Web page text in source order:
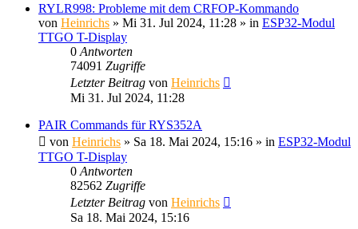
RYLR998: Probleme mit dem CRFOP-Kommando
von Heinrichs » Mi 31. Jul 2024, 11:28 » in ESP32-Modul
TTGO T-Display
0 Antworten
74091 Zugriffe
Letzter Beitrag von Heinrichs
Mi 31. Jul 2024, 11:28
PAIR Commands für RYS352A
von Heinrichs » Sa 18. Mai 2024, 15:16 » in ESP32-Modul
TTGO T-Display
0 Antworten
82562 Zugriffe
Letzter Beitrag von Heinrichs
Sa 18. Mai 2024, 15:16